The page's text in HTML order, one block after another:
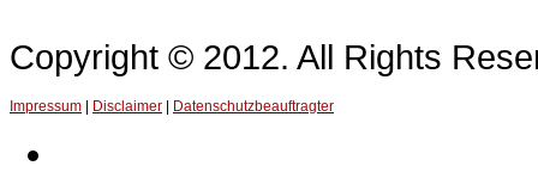
Copyright © 2012. All Rights
Impressum Disclaimer Datenschutzbeauftragter